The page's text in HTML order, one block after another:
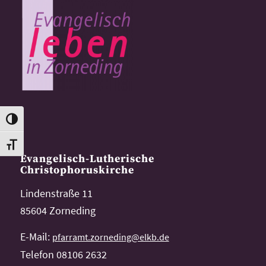
Toggle High Contrast
Toggle Font size
Evangelisch-Lutherische
Christophoruskirche
Lindenstraße 11
85604 Zorneding
E-Mail: pfarramt.zorneding@elkb.de
Telefon 08106 2632